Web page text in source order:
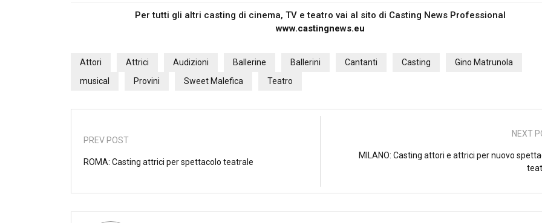
Per tutti gli altri casting di cinema, TV e teatro vai al sito di Casting News Professional
www.castingnews.eu
Attori Attrici Audizioni Ballerine Ballerini Cantanti Casting
Gino Matrunola
musical
Provini Sweet Malefica Teatro
PREV POST
ROMA: Casting attrici per spettacolo teatrale
NEXT
MILANO: Casting attori e attrici per nuovo